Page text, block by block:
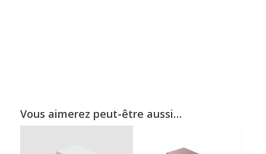
Vous aimerez peut-être aussi…